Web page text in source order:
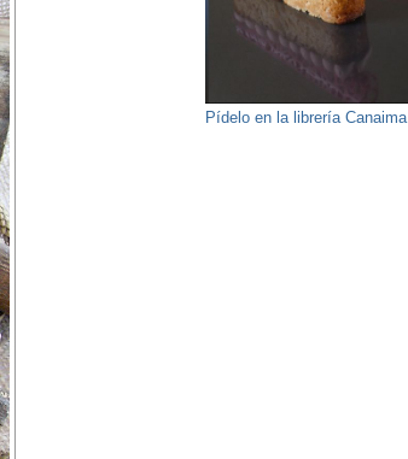
Pídelo en la librería Canaima